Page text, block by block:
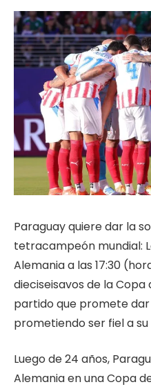
Paraguay quiere dar la
tetracampeón mundial:
Alemania a las 17:30
dieciseisavos de la Copa
partido que promete
prometiendo ser fiel a su
Luego de 24 años,
Alemania en una Copa